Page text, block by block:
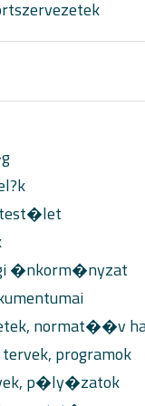
�nkorm�nyzat
normat��v
programok
p�ly�zatok